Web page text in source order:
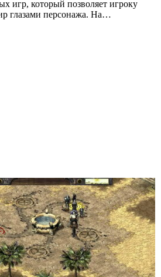
игр, который позволяет игроку
глазами персонажа. На…